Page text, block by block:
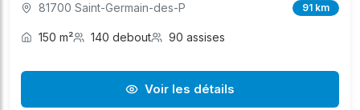
81700 Saint-Germain-des-P 91 km
150 m² 140 debout 90 assises
Voir les détails